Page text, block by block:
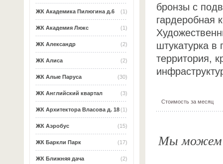
(1)
ЖК Академика Пилюгина д.6
(1)
ЖК Академия Люкс
(2)
ЖК Александр
(2)
ЖК Алиса
(30)
ЖК Алые Паруса
(3)
ЖК Английский квартал
(1)
ЖК Архитектора Власова д. 18
(15)
ЖК Аэробус
(17)
ЖК Баркли Парк
(2)
ЖК Ближняя дача
бронзы с
гардеробная
штукатурка в
территория,
Стоимость за месяц
Мы можем